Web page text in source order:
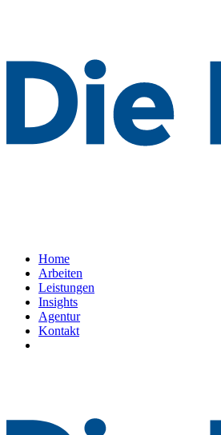
Home
Arbeiten
Leistungen
Insights
Agentur
Kontakt